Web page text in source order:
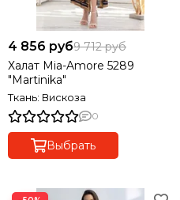
4 856 руб9 712 руб
Халат Mia-Amore 5289
"Martinika"
Ткань: Вискоза
0
Выбрать